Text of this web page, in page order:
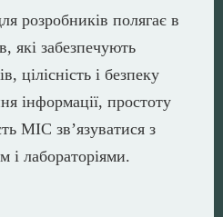
розробників полягає в
які забезпечують
цілісність і безпеку
інформації, простоту
МІС зв’язуватися з
і лабораторіями.